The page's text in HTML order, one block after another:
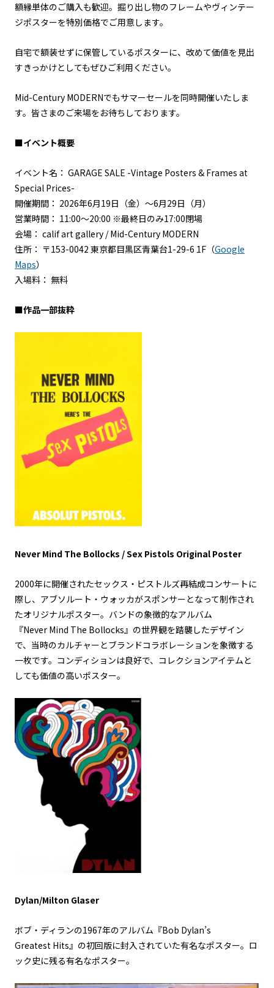
額縁単体のご購入も歓迎。掘り出し物のフレームやヴィンテー
ジポスターを特別価格でご用意します。
自宅で額装せずに保管しているポスターに、改めて価値を見出
すきっかけとしてもぜひご利用ください。
Mid-Century MODERNでもサマーセールを同時開催いたしま
す。皆さまのご来場をお待ちしております。
■イベント概要
イベント名： GARAGE SALE -Vintage Posters & Frames at
Special Prices-
開催期間： 2026年6月19日（金）～6月29日（月）
営業時間： 11:00～20:00 ※最終日のみ17:00閉場
会場： calif art gallery / Mid-Century MODERN
住所： 〒153-0042 東京都目黒区青葉台1-29-6 1F（Google
Maps）
入場料： 無料
■作品一部抜粋
Never Mind The Bollocks / Sex Pistols Original Poster
2000年に開催されたセックス・ピストルズ再結成コンサートに
際し、アブソルート・ウォッカがスポンサーとなって制作され
たオリジナルポスター。バンドの象徴的なアルバム
『Never Mind The Bollocks』の世界観を踏襲したデザイン
で、当時のカルチャーとブランドコラボレーションを象徴する
一枚です。コンディションは良好で、コレクションアイテムと
しても価値の高いポスター。
Dylan/Milton Glaser
ボブ・ディランの1967年のアルバム『Bob Dylan’s
Greatest Hits』の初回版に封入されていた有名なポスター。ロ
ック史に残る有名なポスター。